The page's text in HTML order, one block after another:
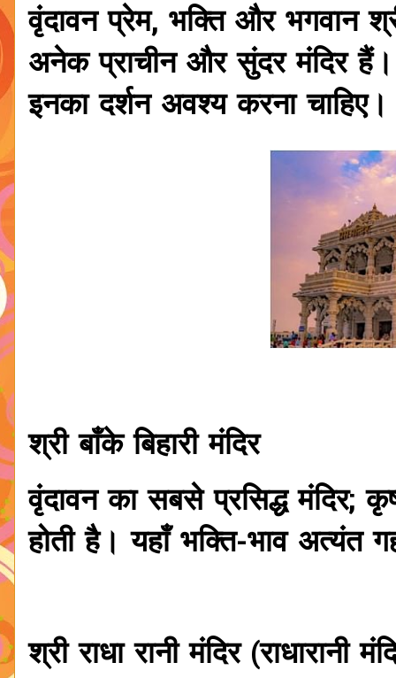
वृंदावन प्रेम, भक्ति और भगवान
अनेक प्राचीन और सुंदर मंदिर
इनका दर्शन अवश्य करना चाहिए।
श्री बाँके बिहारी मंदिर
वृंदावन का सबसे प्रसिद्ध मंदिर;
होती है। यहाँ भक्ति-भाव अत्यंत
श्री राधा रानी मंदिर (राधारानी